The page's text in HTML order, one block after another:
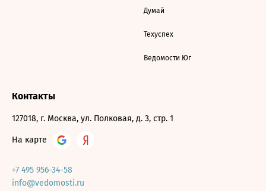
Думай
Техуспех
Ведомости Юг
Контакты
127018, г. Москва, ул. Полковая, д. 3, стр. 1
На карте
+7 495 956-34-58
info@vedomosti.ru